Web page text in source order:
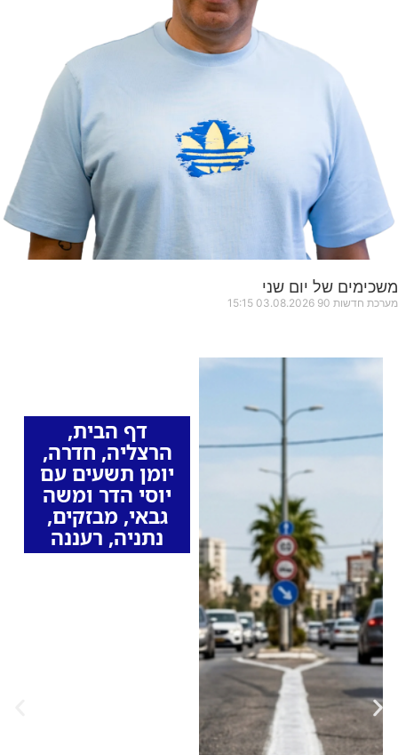
משכימים של יום שני
מערכת חדשות 90 03.08.2026
15:15
דף הבית,
הרצליה, חדרה,
יומן תשעים עם
יוסי הדר ומשה
גבאי, מבזקים,
נתניה, רעננה